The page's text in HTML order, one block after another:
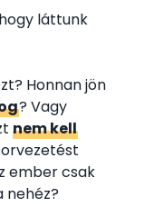
láttunk
Honnan jön
? Vagy
nem kell
ember csak
nehéz?